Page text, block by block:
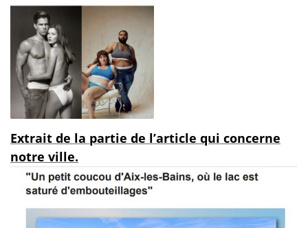
Extrait de la partie de l’article qui concerne
notre ville.